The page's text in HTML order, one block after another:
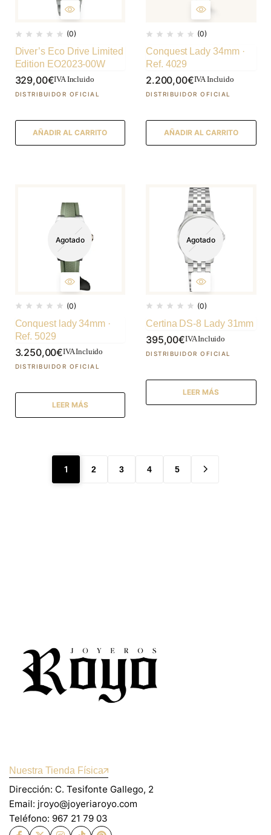
(0)
Diver’s Eco Drive Limited
Edition EO2023-00W
329,00€IVA Incluido
AÑADIR AL CARRITO
(0)
Conquest Lady 34mm ·
Ref. 4029
2.200,00€IVA Incluido
AÑADIR AL CARRITO
Agotado
(0)
Conquest lady 34mm ·
Ref. 5029
3.250,00€IVA Incluido
LEER MÁS
Agotado
(0)
Certina DS-8 Lady 31mm
395,00€IVA Incluido
LEER MÁS
1 2 3 4 5
Nuestra Tienda Física
Dirección: C. Tesifonte Gallego, 2
Email: jroyo@joyeriaroyo.com
Teléfono: 967 21 79 03